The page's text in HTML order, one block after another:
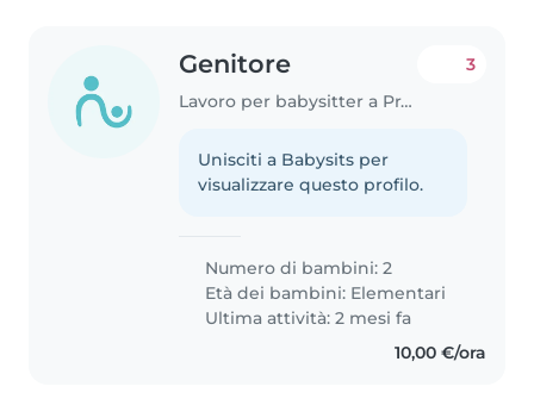
Genitore
Lavoro per babysitter a Prato
3
Unisciti a Babysits per
visualizzare questo profilo.
Numero di bambini: 2
Età dei bambini: Elementari
Ultima attività: 2 mesi fa
10,00 €/ora